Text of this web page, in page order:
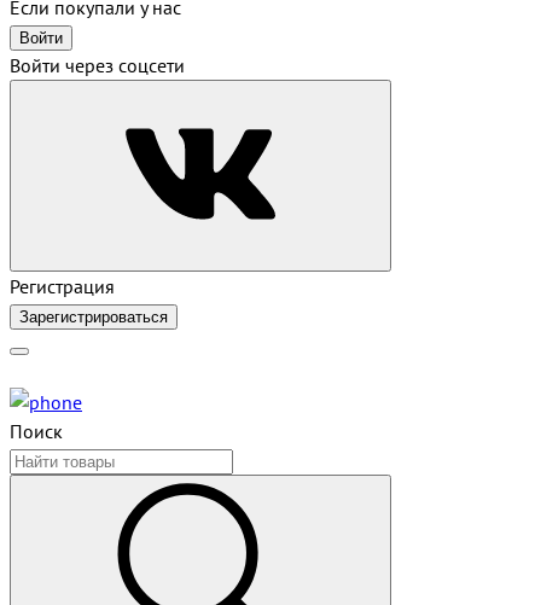
Если покупали у нас
Войти
Войти через соцсети
Регистрация
Зарегистрироваться
Поиск